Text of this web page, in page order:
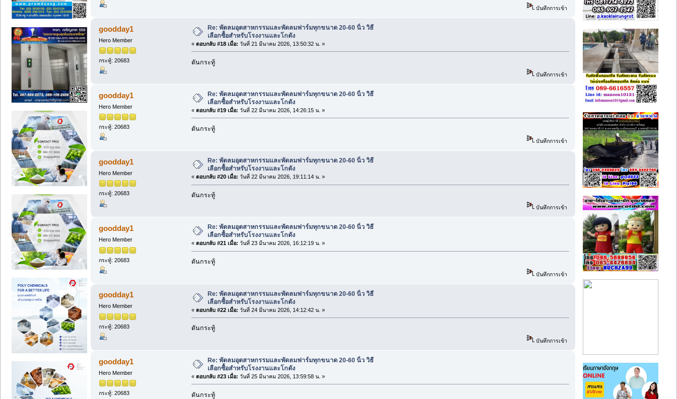
บันทึกการเข้า
goodday1
Hero Member
กระทู้: 20683
Re: พัดลมอุตสาหกรรมและพัดลมฟาร์มทุกขนาด 20-60 นิ้ว วิธี
เลือกซื้อสำหรับโรงงานและโกดัง
« ตอบกลับ #18 เมื่อ: วันที่ 21 มีนาคม 2026, 13:50:32 น. »
ดันกระทู้
บันทึกการเข้า
goodday1
Hero Member
กระทู้: 20683
Re: พัดลมอุตสาหกรรมและพัดลมฟาร์มทุกขนาด 20-60 นิ้ว วิธี
เลือกซื้อสำหรับโรงงานและโกดัง
« ตอบกลับ #19 เมื่อ: วันที่ 22 มีนาคม 2026, 14:26:15 น. »
ดันกระทู้
บันทึกการเข้า
goodday1
Hero Member
กระทู้: 20683
Re: พัดลมอุตสาหกรรมและพัดลมฟาร์มทุกขนาด 20-60 นิ้ว วิธี
เลือกซื้อสำหรับโรงงานและโกดัง
« ตอบกลับ #20 เมื่อ: วันที่ 22 มีนาคม 2026, 19:11:14 น. »
ดันกระทู้
บันทึกการเข้า
goodday1
Hero Member
กระทู้: 20683
Re: พัดลมอุตสาหกรรมและพัดลมฟาร์มทุกขนาด 20-60 นิ้ว วิธี
เลือกซื้อสำหรับโรงงานและโกดัง
« ตอบกลับ #21 เมื่อ: วันที่ 23 มีนาคม 2026, 16:12:19 น. »
ดันกระทู้
บันทึกการเข้า
goodday1
Hero Member
กระทู้: 20683
Re: พัดลมอุตสาหกรรมและพัดลมฟาร์มทุกขนาด 20-60 นิ้ว วิธี
เลือกซื้อสำหรับโรงงานและโกดัง
« ตอบกลับ #22 เมื่อ: วันที่ 24 มีนาคม 2026, 14:12:42 น. »
ดันกระทู้
บันทึกการเข้า
goodday1
Hero Member
กระทู้: 20683
Re: พัดลมอุตสาหกรรมและพัดลมฟาร์มทุกขนาด 20-60 นิ้ว วิธี
เลือกซื้อสำหรับโรงงานและโกดัง
« ตอบกลับ #23 เมื่อ: วันที่ 25 มีนาคม 2026, 13:59:58 น. »
ดันกระทู้